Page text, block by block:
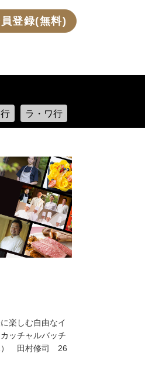
登録(無料)
ラ・ワ行
楽しむ自由なイ
ッチャルバッチ
） 田村修司 26